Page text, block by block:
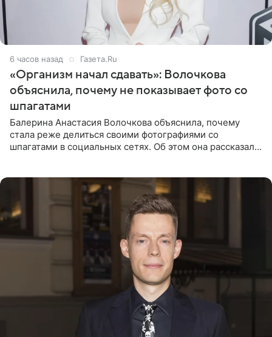
6 часов назад Газета.Ru
«Организм начал сдавать»: Волочкова
объяснила, почему не показывает фото со
шпагатами
Балерина Анастасия Волочкова объяснила, почему
стала реже делиться своими фотографиями со
шпагатами в социальных сетях. Об этом она рассказала